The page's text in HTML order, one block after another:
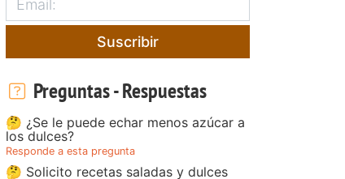
Suscribir
Preguntas - Respuestas
🤔 ¿Se le puede echar menos azúcar a
los dulces?
Responde a esta pregunta
🤔 Solicito recetas saladas y dulces